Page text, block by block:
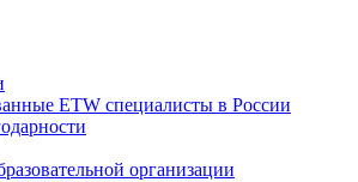
ETW специалисты в России
организации